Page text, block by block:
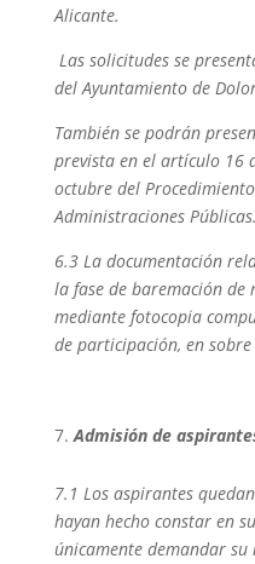
Alicante.
Las solicitudes se
del Ayuntamiento de
También se podrán
prevista en el artículo 16
octubre del
Administraciones Públicas.
6.3 La documentación
la fase de baremación
mediante fotocopia
de participación, en
Admisión de
7.1 Los aspirantes
hayan hecho constar en
únicamente demandar